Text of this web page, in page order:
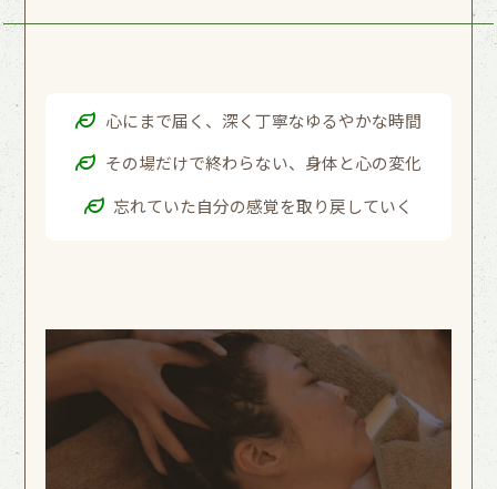
心にまで届く、深く丁寧なゆるやかな時間
その場だけで終わらない、身体と心の変化
忘れていた自分の感覚を取り戻していく